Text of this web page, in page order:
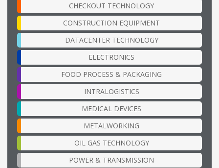
CHECKOUT TECHNOLOGY
CONSTRUCTION EQUIPMENT
DATACENTER TECHNOLOGY
ELECTRONICS
FOOD PROCESS & PACKAGING
INTRALOGISTICS
MEDICAL DEVICES
METALWORKING
OIL GAS TECHNOLOGY
POWER & TRANSMISSION